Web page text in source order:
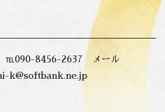
℡090-8456-2637 メール
k@softbank.ne.jp